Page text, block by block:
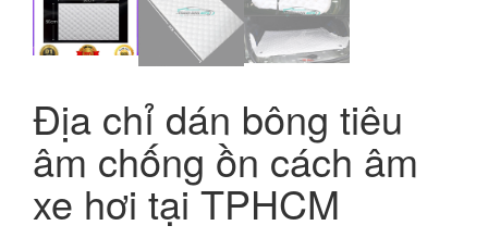
Địa chỉ dán bông tiêu
âm chống ồn cách âm
xe hơi tại TPHCM